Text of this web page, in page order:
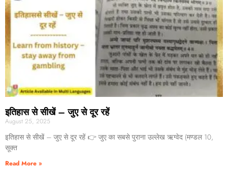
इतिहास से सीखें – जुए से दूर रहें
August 25, 2025
इतिहास से सीखें – जुए से दूर रहें 👉 जुए का सबसे पुराना उल्लेख ऋग्वेद (मण्डल 10,
सूक्त
Read More »